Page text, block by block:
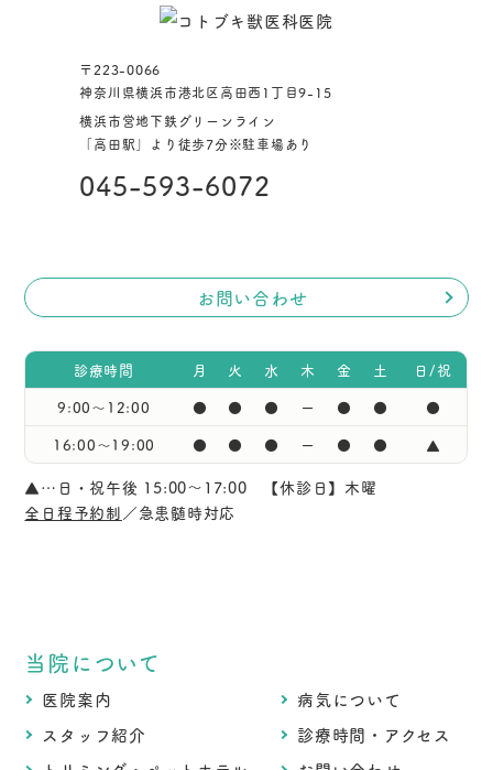
〒223-0066
神奈川県横浜市港北区高田西1丁目9-15
横浜市営地下鉄グリーンライン
「高田駅」より徒歩7分※駐車場あり
045-593-6072
お問い合わせ
診療時間 月 火 水 木 金 土
日/祝
9:00〜12:00
● ● ● ー ● ●
●
16:00〜19:00
● ● ● ー ● ● ▲
▲…日・祝午後 15:00～17:00 【休診日】木曜
全日程予約制／急患髄時対応
当院について
医院案内
スタッフ紹介
病気について
診療時間・アクセス